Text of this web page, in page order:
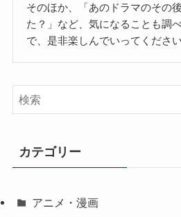
そのほか、「あのドラマのその
た？」など、気になることも調
で、是非楽しんでいってください
カテゴリー
アニメ・漫画